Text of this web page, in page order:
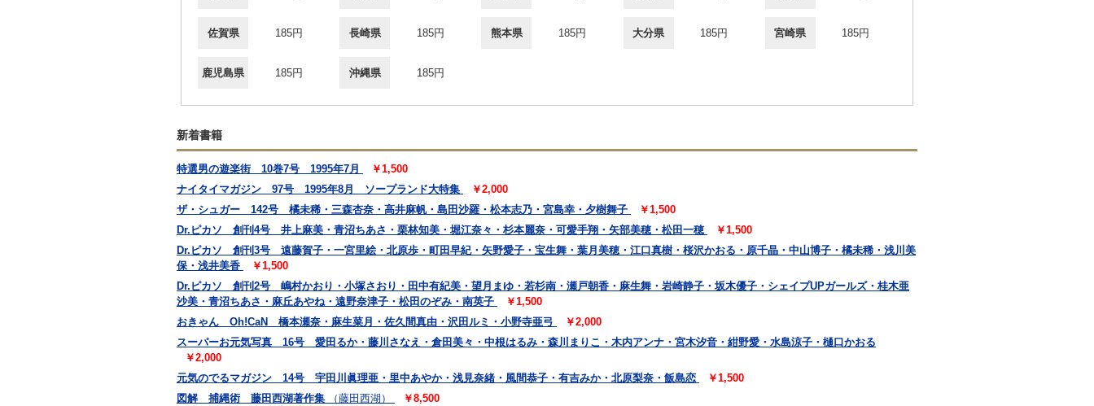
佐賀県 185円 長崎県 185円 熊本県 185円 大分県 185円 宮崎県 185円
鹿児島県 185円 沖縄県 185円
新着書籍
特選男の遊楽街 10巻7号 1995年7月
￥1,500
ナイタイマガジン 97号 1995年8月 ソープランド大特集
￥2,000
ザ・シュガー 142号 橘未稀・三森杏奈・高井麻帆・島田沙羅・松本志乃・宮島幸・夕樹舞子
￥1,500
Dr.ピカソ 創刊4号 井上麻美・青沼ちあさ・栗林知美・堀江奈々・杉本麗奈・可愛手翔・矢部美穂・松田一穂
￥1,500
Dr.ピカソ 創刊3号 遠藤賀子・一宮里絵・北原歩・町田早紀・矢野愛子・宝生舞・葉月美穂・江口真樹・桜沢かおる・原千晶・中山博子・橘未稀・浅川美
保・浅井美香
￥1,500
Dr.ピカソ 創刊2号 嶋村かおり・小塚さおり・田中有紀美・望月まゆ・若杉南・瀬戸朝香・麻生舞・岩崎静子・坂木優子・シェイプUPガールズ・桂木亜
沙美・青沼ちあさ・麻丘あやね・遠野奈津子・松田のぞみ・南英子
￥1,500
おきゃん Oh!CaN 橋本瀬奈・麻生菜月・佐久間真由・沢田ルミ・小野寺亜弓
￥2,000
スーパーお元気写真 16号 愛田るか・藤川さなえ・倉田美々・中根はるみ・森川まりこ・木内アンナ・宮木汐音・紺野愛・水島涼子・樋口かおる
￥2,000
元気のでるマガジン 14号 宇田川眞理亜・里中あやか・浅見奈緒・風間恭子・有吉みか・北原梨奈・飯島恋
￥1,500
図解 捕縄術 藤田西湖著作集
（藤田西湖） ￥8,500